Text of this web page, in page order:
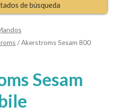
de búsqueda
/ Akerstroms Sesam 800
Sesam